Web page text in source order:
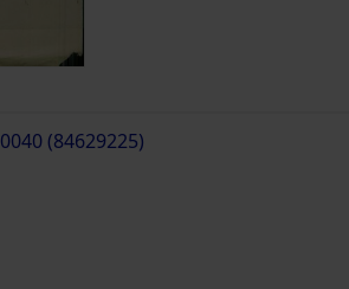
0040 (84629225)